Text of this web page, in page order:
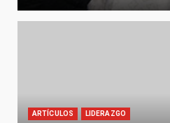
ARTÍCULOS LIDERAZGO